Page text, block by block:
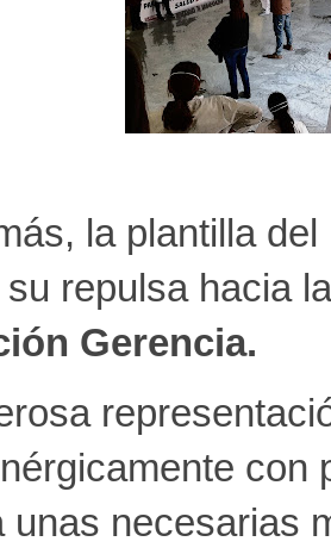
la plantilla
su repulsa hacia
Gerencia.
unas necesarias